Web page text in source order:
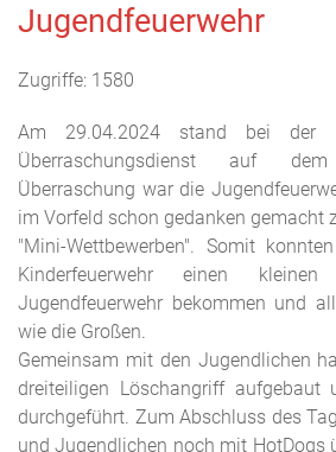
Jugendfeuerwehr
Zugriffe: 1580
Am 29.04.2024 stand bei der
Überraschungsdienst auf
Überraschung war die
im Vorfeld schon gedanken gemacht
"Mini-Wettbewerben". Somit
Kinderfeuerwehr einen
Jugendfeuerwehr bekommen und
wie die Großen.
Gemeinsam mit den Jugendlichen
dreiteiligen Löschangriff aufgebaut
durchgeführt. Zum Abschluss des
und Jugendlichen noch mit HotDogs